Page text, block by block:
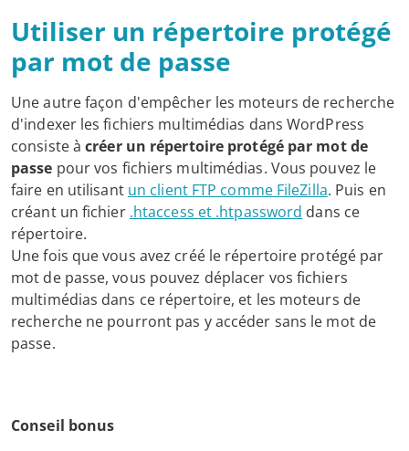
Utiliser un répertoire protégé
par mot de passe
Une autre façon d'empêcher les moteurs de recherche
d'indexer les fichiers multimédias dans WordPress
consiste àcréer un répertoire protégé par mot de
passe pour vos fichiers multimédias. Vous pouvez le
faire en utilisant un client FTP comme FileZilla. Puis en
créant un fichier .htaccess et .htpassword dans ce
répertoire.
Une fois que vous avez créé le répertoire protégé par
mot de passe, vous pouvez déplacer vos fichiers
multimédias dans ce répertoire, et les moteurs de
recherche ne pourront pas y accéder sans le mot de
passe.
Conseil bonus